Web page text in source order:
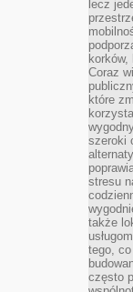
lecz
Coraz
które
szeroki
stresu
także
tego,
często